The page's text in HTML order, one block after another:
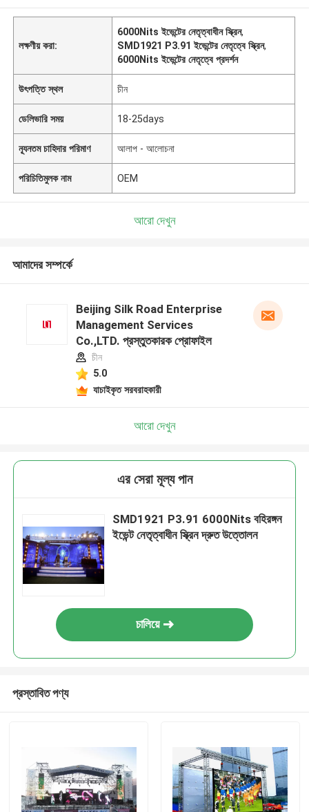
লক্ষণীয় করা:
6000Nits ইভেন্টের নেতৃত্বাধীন স্ক্রিন,
SMD1921 P3.91 ইভেন্টের নেতৃত্বে স্ক্রিন,
6000Nits ইভেন্টের নেতৃত্বে প্রদর্শন
উৎপত্তি স্থল চীন
ডেলিভারি সময় 18-25days
ন্যূনতম চাহিদার পরিমাণ আলাপ - আলোচনা
পরিচিতিমুলক নাম OEM
আরো দেখুন
আমাদের সম্পর্কে
Beijing Silk Road Enterprise
Management Services
Co.,LTD. প্রস্তুতকারক প্রোফাইল
চীন
5.0
যাচাইকৃত সরবরাহকারী
আরো দেখুন
এর সেরা মূল্য পান
SMD1921 P3.91 6000Nits বহিরঙ্গন
ইভেন্ট নেতৃত্বাধীন স্ক্রিন দ্রুত উত্তোলন
চালিয়ে
প্রস্তাবিত পণ্য